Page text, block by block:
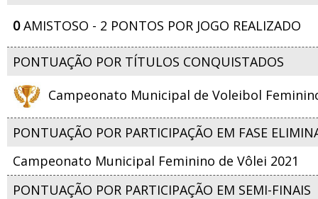
0AMISTOSO - 2 PONTOS POR JOGO REALIZADO
PONTUAÇÃO POR TÍTULOS CONQUISTADOS
Campeonato Municipal de Voleibol
PONTUAÇÃO POR PARTICIPAÇÃO EM FASE
Campeonato Municipal Feminino de Vôlei 2021
PONTUAÇÃO POR PARTICIPAÇÃO EM SEMI-FINAIS